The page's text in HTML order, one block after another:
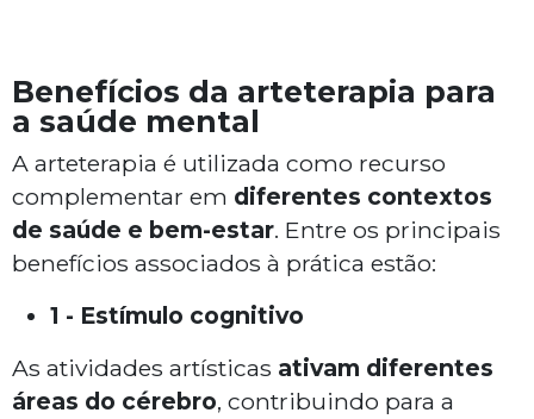
Benefícios da arteterapia para
a saúde mental
A arteterapia é utilizada como recurso
complementar em diferentes contextos
de saúde e bem-estar. Entre os principais
benefícios associados à prática estão:
1 - Estímulo cognitivo
As atividades artísticas ativam diferentes
áreas do cérebro, contribuindo para a